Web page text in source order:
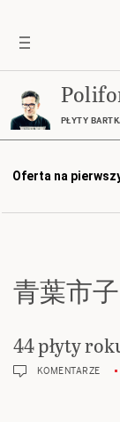
PŁYTY
Oferta na
青葉市子
44 płyty
KOMENTARZE